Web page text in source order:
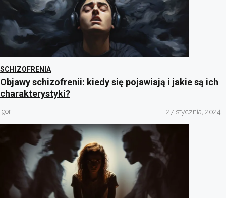
SCHIZOFRENIA
Objawy schizofrenii: kiedy się pojawiają i jakie są ich
charakterystyki?
Igor 27 stycznia, 2024